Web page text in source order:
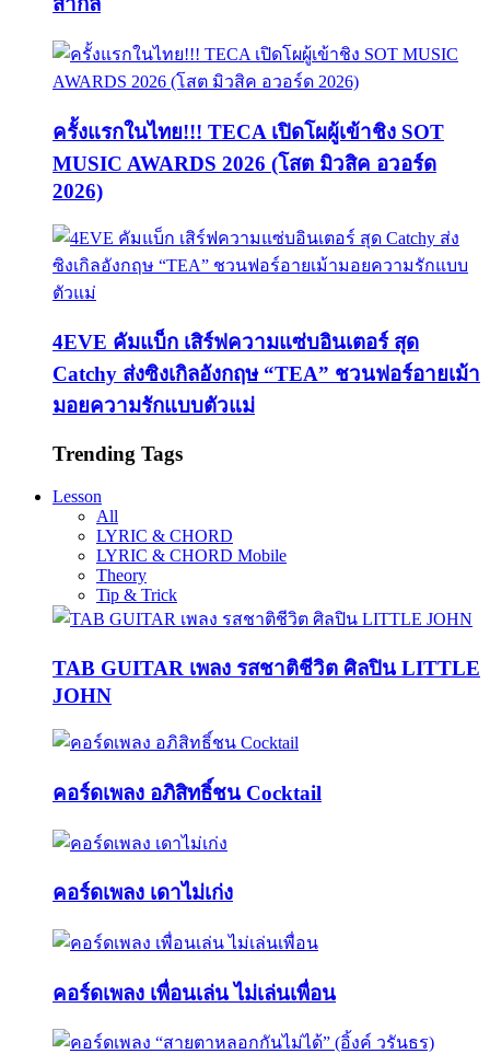
ครั้งแรกในไทย!!! TECA เปิดโผผู้เข้าชิง SOT
MUSIC AWARDS 2026 (โสต มิวสิค อวอร์ด
2026)
4EVE คัมแบ็ก เสิร์ฟความแซ่บอินเตอร์ สุด
Catchy ส่งซิงเกิลอังกฤษ “TEA” ชวนฟอร์อายเม้า
มอยความรักแบบตัวแม่
Trending Tags
Lesson
All
LYRIC & CHORD
LYRIC & CHORD Mobile
Theory
Tip & Trick
TAB GUITAR เพลง รสชาติชีวิต ศิลปิน LITTLE
JOHN
คอร์ดเพลง อภิสิทธิ์ชน Cocktail
คอร์ดเพลง เดาไม่เก่ง
คอร์ดเพลง เพื่อนเล่น ไม่เล่นเพื่อน